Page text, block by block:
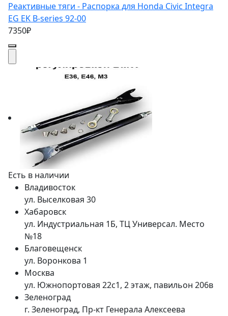
Реактивные тяги - Распорка для Honda Civic Integra
EG EK B-series 92-00
7350₽
Есть в наличии
Владивосток
ул. Выселковая 30
Хабаровск
ул. Индустриальная 1Б, ТЦ Универсал. Место
№18
Благовещенск
ул. Воронкова 1
Москва
ул. Южнопортовая 22с1, 2 этаж, павильон 206в
Зеленоград
г. Зеленоград, Пр-кт Генерала Алексеева